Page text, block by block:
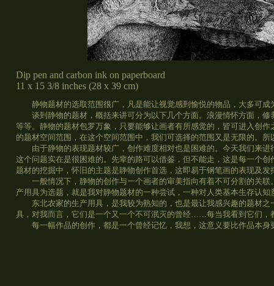
Dip pen and carbon ink on paperboard
11 x 15 3/8 inches (28 x 39 cm)
静物题材的选取范围很广，凡是能让视觉感到愉悦的物品，大多可成
谈到静物的题材，概括来讲可分为以下几个方面。浪漫情怀方面，修
等等。静物的题材包罗万象，只要能够让画者有所感觉的，皆可进入创
的题材空间范围，在这个空间范围中，我们可选择的范围又是无限的。
由于静物的表现题材较广，创作难度相对也是困难的。今天我们来进
这个问题实在是很困难的。先辈的路可以借鉴，但不能走，这是每一个
题材的挖掘中，怀旧的主题是静物创作首选，这即易于钢笔画的表现及
一般情况下，静物的创作与一个画者的审美指向有着不可分割的关联
产用具为选题，就是我对静物题材的一种尝试，一种对人类基本生存认
东北农家的生产用具，是我较为熟知的，也是最让我感兴趣的题材之
具，对我而言，它们是一个又一个不可泯灭的曾经……每当我看到它们，
每一幅作品的创作，都是一个曾经记忆，我想，这意义要比作品本身